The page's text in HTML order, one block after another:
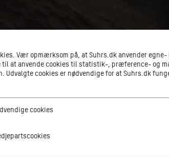
Friis-Holm til en chokolade talk og
af chokolade-brandet af samme navn,
Holm producerer chokolade ud fra
og er i dag indehaver af den største
Vær opmærksom på, at Suhrs.dk anvender
til at anvende cookies til statistik-, præference- og
Udvalgte cookies er nødvendige for at Suhrs.dk
cookiescookies